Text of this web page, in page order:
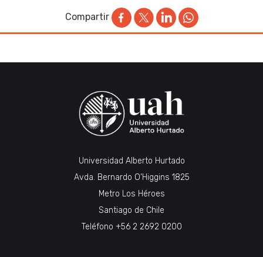
Compartir
Universidad Alberto Hurtado
Avda. Bernardo O’Higgins 1825
Metro Los Héroes
Santiago de Chile
Teléfono +56 2 2692 0200